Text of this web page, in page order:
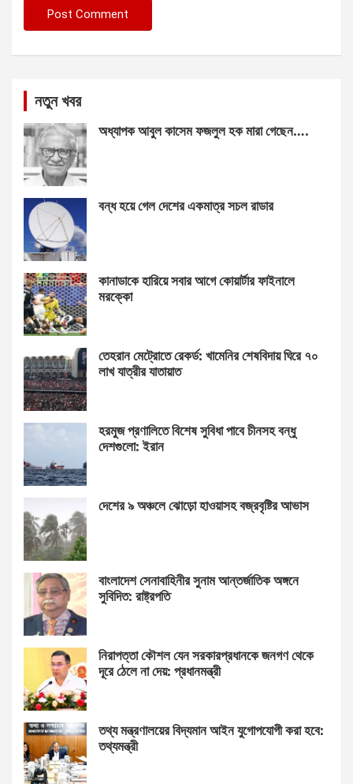
নতুন খবর
অধ্যাপক আবুল কাসেম ফজলুল হক মারা গেছেন….
বন্ধ হয়ে গেল দেশের একমাত্র সচল রাডার
কানাডাকে হারিয়ে সবার আগে কোয়ার্টার ফাইনালে
মরক্কো
তেহরান মেট্রোতে রেকর্ড: খামেনির শেষবিদায় ঘিরে ৭০
লাখ যাত্রীর যাতায়াত
হরমুজ প্রণালিতে বিশেষ সুবিধা পাবে চীনসহ বন্ধু
দেশগুলো: ইরান
দেশের ৯ অঞ্চলে ঝোড়ো হাওয়াসহ বজ্রবৃষ্টির আভাস
বাংলাদেশ সেনাবাহিনীর সুনাম আন্তর্জাতিক অঙ্গনে
সুবিদিত: রাষ্ট্রপতি
নিরাপত্তা কৌশল যেন সরকারপ্রধানকে জনগণ থেকে
দূরে ঠেলে না দেয়: প্রধানমন্ত্রী
তথ্য মন্ত্রণালয়ের বিদ্যমান আইন যুগোপযোগী করা হবে:
তথ্যমন্ত্রী